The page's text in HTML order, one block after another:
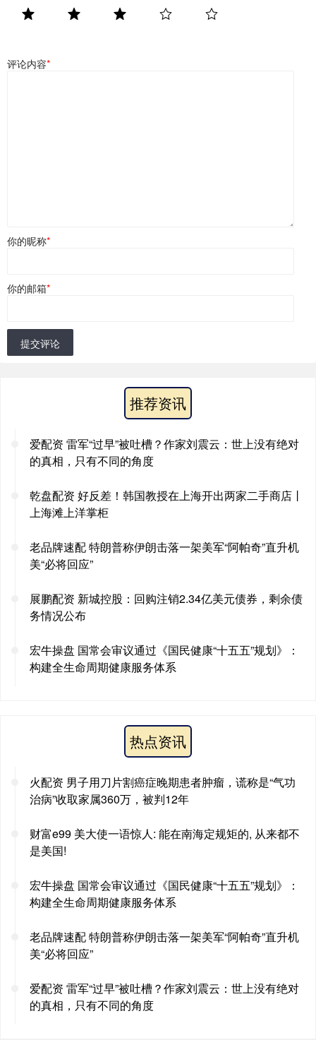
评论内容*
你的昵称*
你的邮箱*
提交评论
推荐资讯
爱配资 雷军“过早”被吐槽？作家刘震云：世上没有绝对
的真相，只有不同的角度
乾盘配资 好反差！韩国教授在上海开出两家二手商店丨
上海滩上洋掌柜
老品牌速配 特朗普称伊朗击落一架美军“阿帕奇”直升机
美“必将回应”
展鹏配资 新城控股：回购注销2.34亿美元债券，剩余债
务情况公布
宏牛操盘 国常会审议通过《国民健康“十五五”规划》：
构建全生命周期健康服务体系
热点资讯
火配资 男子用刀片割癌症晚期患者肿瘤，谎称是“气功
治病”收取家属360万，被判12年
财富e99 美大使一语惊人: 能在南海定规矩的, 从来都不
是美国!
宏牛操盘 国常会审议通过《国民健康“十五五”规划》：
构建全生命周期健康服务体系
老品牌速配 特朗普称伊朗击落一架美军“阿帕奇”直升机
美“必将回应”
爱配资 雷军“过早”被吐槽？作家刘震云：世上没有绝对
的真相，只有不同的角度